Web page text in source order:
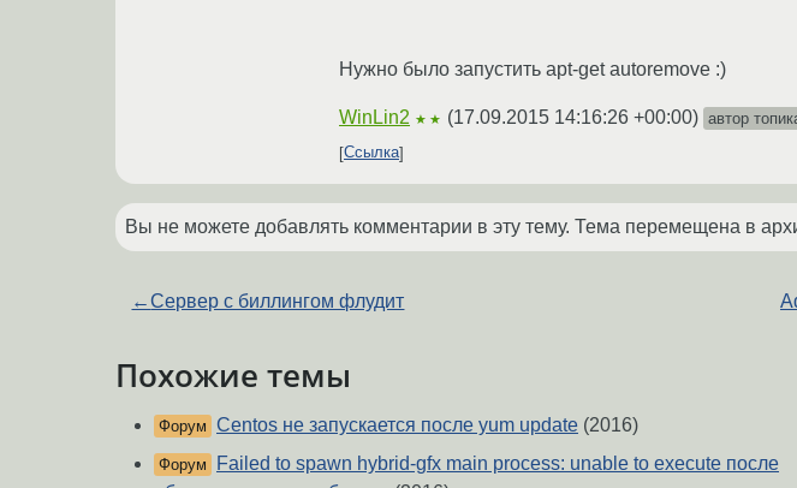
Нужно было запустить apt-get autoremove :)
WinLin2 ★★ (17.09.2015 14:16:26 +00:00) автор
Ссылка
Вы не можете добавлять комментарии в эту тему. Тема перемещена в
←Сервер с биллингом флудит
Похожие темы
Форум Centos не запускается после yum update (2016)
Форум
Failed to spawn hybrid-gfx main process: unable to execute после